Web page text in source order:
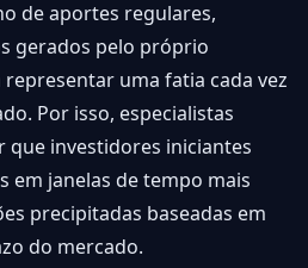
de aportes regulares,
gerados pelo próprio
uma fatia cada vez
Por isso, especialistas
que investidores iniciantes
em janelas de tempo mais
precipitadas baseadas em
do mercado.